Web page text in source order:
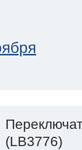
(LB3776)